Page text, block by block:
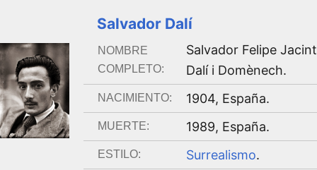
Salvador Dalí
NOMBRE
COMPLETO:
Salvador Felipe
Dalí i Domènech.
NACIMIENTO: 1904, España.
MUERTE: 1989, España.
ESTILO: Surrealismo.